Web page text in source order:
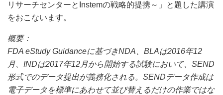
リサーチセンターとInstemの戦略的提携～」と題した講演
をおこないます。
概要：
FDA eStudy Guidanceに基づきNDA、BLAは2016年12
月、INDは2017年12月から開始する試験において、SEND
形式でのデータ提出が義務化される。SENDデータ作成は
電子データを標準にあわせて並び替えるだけの作業ではな